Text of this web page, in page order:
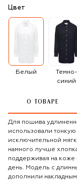
Цвет
Белый
Темно-
синий
О ТОВАРЕ
Для пошива
использовали
исключительной
намного лучше
поддерживая на
день. Модель с
дополнили